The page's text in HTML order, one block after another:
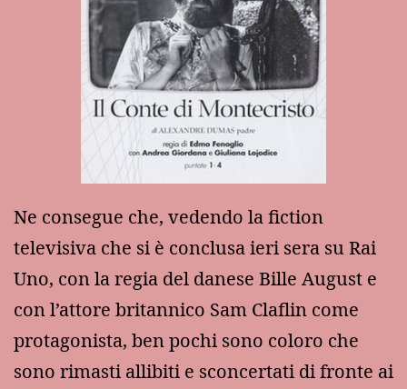
Ne consegue che, vedendo la fiction
televisiva che si è conclusa ieri sera su Rai
Uno, con la regia del danese Bille August e
con l’attore britannico Sam Claflin come
protagonista, ben pochi sono coloro che
sono rimasti allibiti e sconcertati di fronte ai